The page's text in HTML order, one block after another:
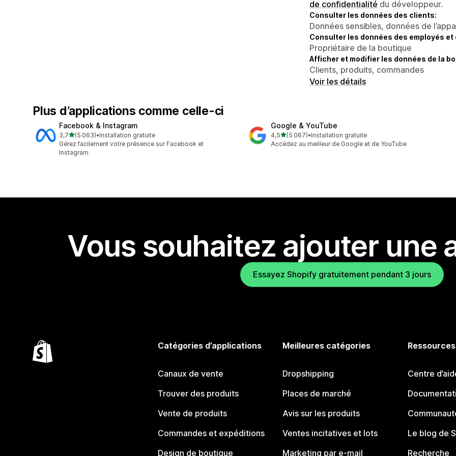
de confidentialité du développeur.
Consulter les données des clients:
Données sensibles, données de
Consulter les données des employés
Propriétaire de la boutique
Afficher et modifier les données de la
Clients, produits, commandes
Voir les détails
Plus d’applications comme celle-ci
Facebook & Instagram
3,7étoile(s) sur 5
(5 063)
5063 avis au total
•Installation gratuite
Gérez facilement votre présence sur Facebook et
Instagram
Google & YouTube
4,5étoile(s) sur 5
(5 067)
5067 avis au total
•Installation gratuite
Accédez au meilleur de Google et de YouTube
Vous souhaitez ajouter une
Essayez Shopify gratuitement pendant 3 jours
Catégories d’applications
Canaux de vente
Trouver des produits
Vente de produits
Commandes et expéditions
Design de boutique
Meilleures catégories
Dropshipping
Places de marché
Avis sur les produits
Ventes incitatives et lots
Marketing par e-mail
Ressources
Centre
Le blog de
Recherche